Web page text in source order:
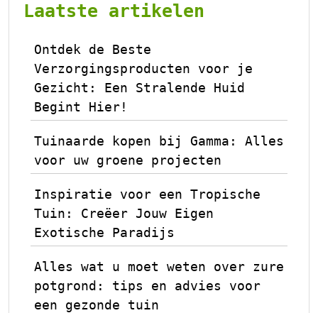
Laatste artikelen
Ontdek de Beste
Verzorgingsproducten voor je
Gezicht: Een Stralende Huid
Begint Hier!
Tuinaarde kopen bij Gamma: Alles
voor uw groene projecten
Inspiratie voor een Tropische
Tuin: Creëer Jouw Eigen
Exotische Paradijs
Alles wat u moet weten over zure
potgrond: tips en advies voor
een gezonde tuin